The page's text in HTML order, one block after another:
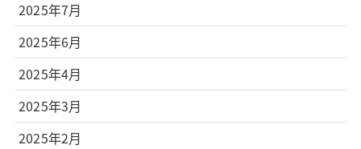
2025年7月
2025年6月
2025年4月
2025年3月
2025年2月